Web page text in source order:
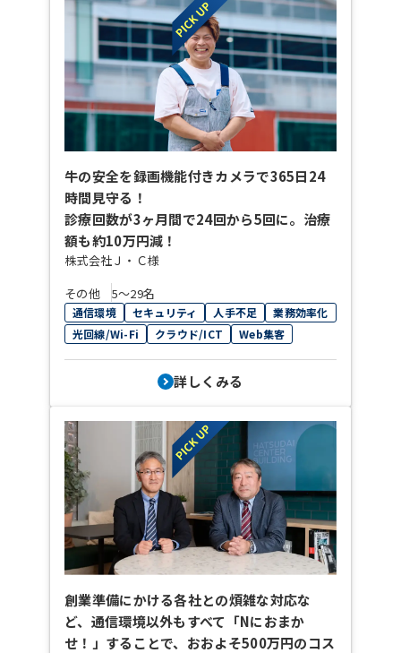
牛の安全を録画機能付きカメラで365日24
時間見守る！
診療回数が3ヶ月間で24回から5回に。治療
額も約10万円減！
株式会社Ｊ・Ｃ様
その他
5〜29名
通信環境 セキュリティ 人手不足
業務効率化
光回線/Wi-Fi
クラウド/ICT Web集客
詳しくみる
創業準備にかける各社との煩雑な対応な
ど、通信環境以外もすべて「Nにおまか
せ！」することで、おおよそ500万円のコス